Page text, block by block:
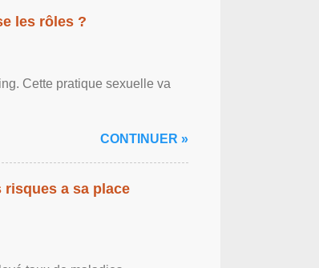
les rôles ?
Cette pratique sexuelle va
CONTINUER »
a sa place